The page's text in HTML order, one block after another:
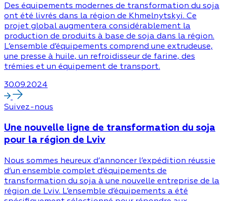
Des équipements modernes de transformation du soja
ont été livrés dans la région de Khmelnytskyi. Ce
projet global augmentera considérablement la
production de produits à base de soja dans la région.
L’ensemble d’équipements comprend une extrudeuse,
une presse à huile, un refroidisseur de farine, des
trémies et un équipement de transport.
30.09.2024
Suivez-nous
Une nouvelle ligne de transformation du soja
pour la région de Lviv
Nous sommes heureux d’annoncer l’expédition réussie
d’un ensemble complet d’équipements de
transformation du soja à une nouvelle entreprise de la
région de Lviv. L’ensemble d’équipements a été